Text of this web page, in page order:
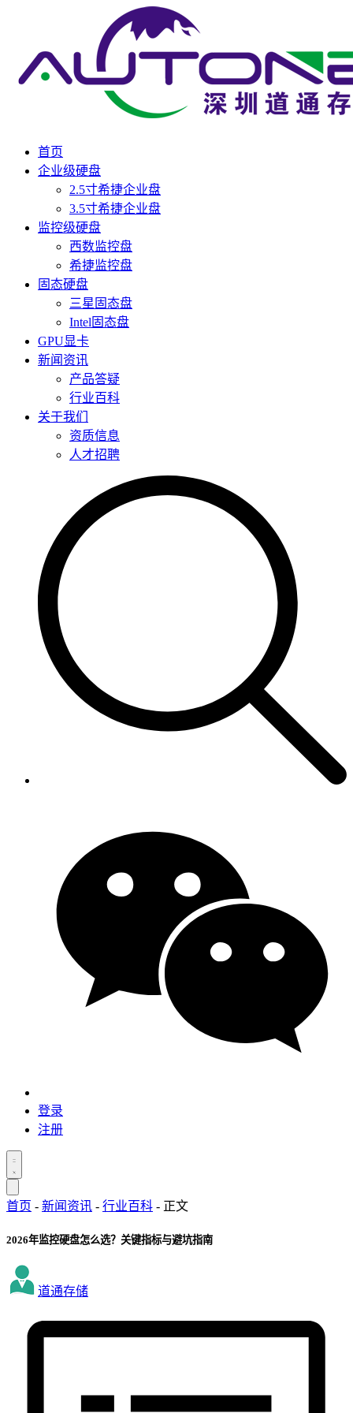
首页
企业级硬盘
2.5寸希捷企业盘
3.5寸希捷企业盘
监控级硬盘
西数监控盘
希捷监控盘
固态硬盘
三星固态盘
Intel固态盘
GPU显卡
新闻资讯
产品答疑
行业百科
关于我们
资质信息
人才招聘
登录
注册
首页 - 新闻资讯 - 行业百科 - 正文
2026年监控硬盘怎么选？关键指标与避坑指南
道通存储